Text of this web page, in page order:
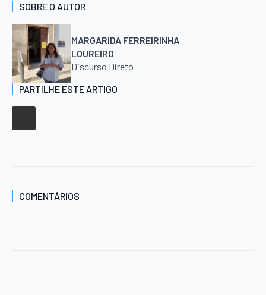
SOBRE O AUTOR
MARGARIDA FERREIRINHA
LOUREIRO
Discurso Direto
PARTILHE ESTE ARTIGO
COMENTÁRIOS